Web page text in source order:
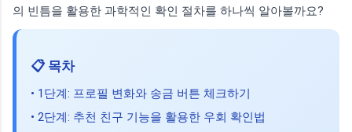
의 빈틈을 활용한 과학적인 확인 절차를 하나씩 알아볼까요?
📋 목차
• 1단계: 프로필 변화와 송금 버튼 체크하기
• 2단계: 추천 친구 기능을 활용한 우회 확인법